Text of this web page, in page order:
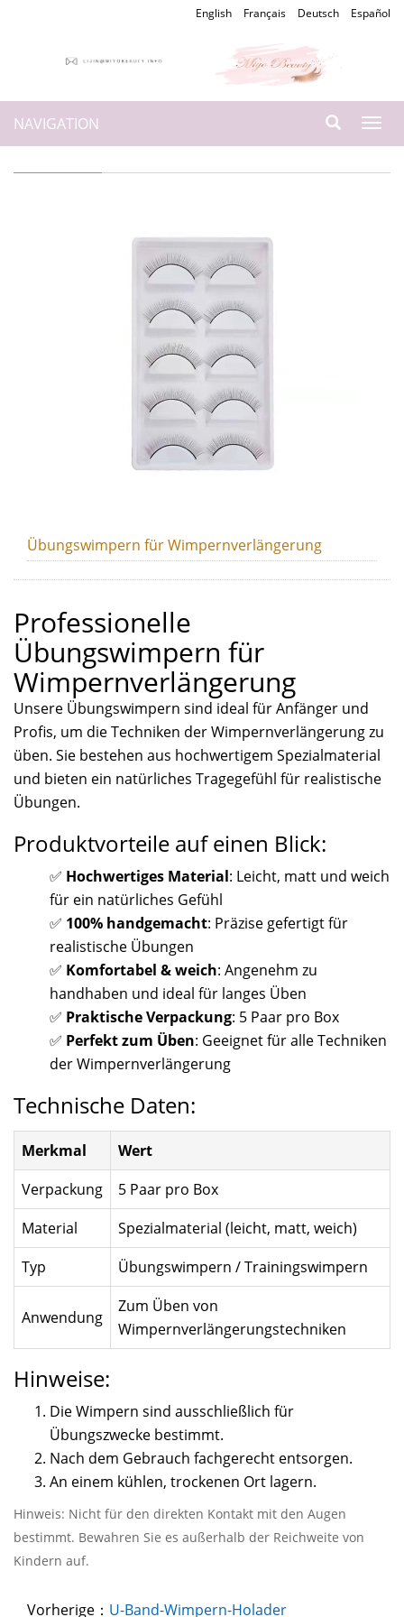
English Français Deutsch Español
NAVIGATION
Übungswimpern für Wimpernverlängerung
Professionelle
Übungswimpern für
Wimpernverlängerung
Unsere Übungswimpern sind ideal für Anfänger und
Profis, um die Techniken der Wimpernverlängerung zu
üben. Sie bestehen aus hochwertigem Spezialmaterial
und bieten ein natürliches Tragegefühl für realistische
Übungen.
Produktvorteile auf einen Blick:
✅ Hochwertiges Material: Leicht, matt und weich
für ein natürliches Gefühl
✅ 100% handgemacht: Präzise gefertigt für
realistische Übungen
✅ Komfortabel & weich: Angenehm zu
handhaben und ideal für langes Üben
✅ Praktische Verpackung: 5 Paar pro Box
✅ Perfekt zum Üben: Geeignet für alle Techniken
der Wimpernverlängerung
Technische Daten:
Merkmal
Wert
Verpackung
5 Paar pro Box
Material
Spezialmaterial (leicht, matt, weich)
Typ
Übungswimpern / Trainingswimpern
Anwendung
Zum Üben von
Wimpernverlängerungstechniken
Hinweise:
Die Wimpern sind ausschließlich für
Übungszwecke bestimmt.
Nach dem Gebrauch fachgerecht entsorgen.
An einem kühlen, trockenen Ort lagern.
Hinweis: Nicht für den direkten Kontakt mit den Augen
bestimmt. Bewahren Sie es außerhalb der Reichweite von
Kindern auf.
Vorherige： U-Band-Wimpern-Holader